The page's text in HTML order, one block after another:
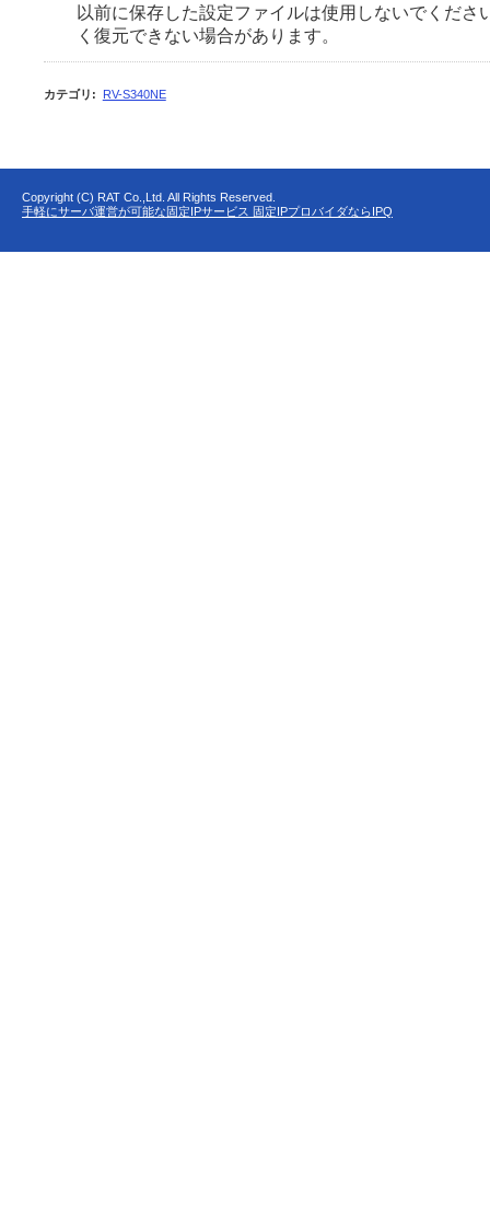
以前に保存した設定ファイルは使用しないでくださ
く復元できない場合があります。
カテゴリ : RV-S340NE
Copyright (C) RAT Co.,Ltd. All Rights Reserved.
手軽にサーバ運営が可能な固定IPサービス 固定IPプロバイダならIPQ